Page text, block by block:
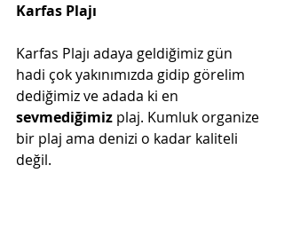
Karfas Plajı
Karfas Plajı adaya geldiğimiz gün
hadi çok yakınımızda gidip görelim
dediğimiz ve adada ki en
sevmediğimiz plaj. Kumluk organize
bir plaj ama denizi o kadar kaliteli
değil.